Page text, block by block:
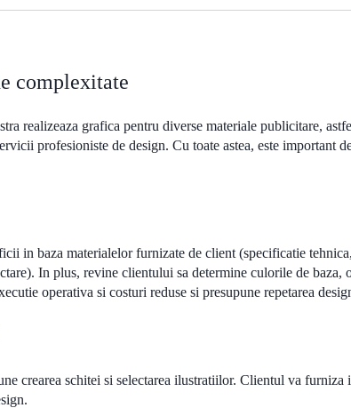
complexitate
realizeaza grafica pentru diverse materiale publicitare,
profesioniste de design. Cu toate astea, este
in baza materialelor furnizate de client (specificatie
In plus, revine clientului sa determine culorile de
operativa si costuri reduse si presupune repetarea
crearea schitei si selectarea ilustratiilor. Clientul va